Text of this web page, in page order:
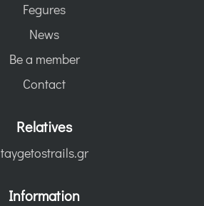
Fegures
News
Be a member
Contact
Relatives
taygetostrails.gr
Information